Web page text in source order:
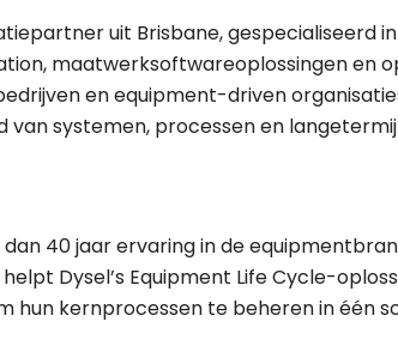
uit Brisbane, gespecialiseerd
maatwerksoftwareoplossingen en
en equipment-driven
systemen, processen en
40 jaar ervaring in de
Dysel’s Equipment Life Cycle-
hun kernprocessen te beheren in één